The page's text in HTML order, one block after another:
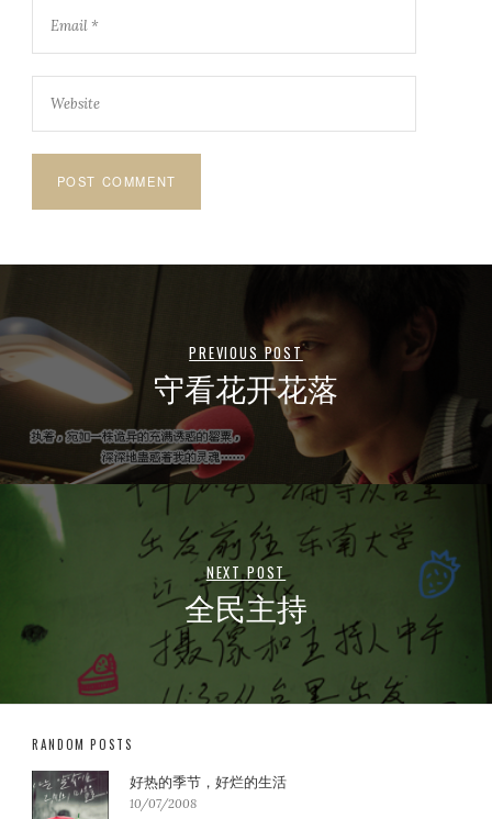
PREVIOUS POST
守看花开花落
NEXT POST
全民主持
RANDOM POSTS
好热的季节，好烂的生活
10/07/2008